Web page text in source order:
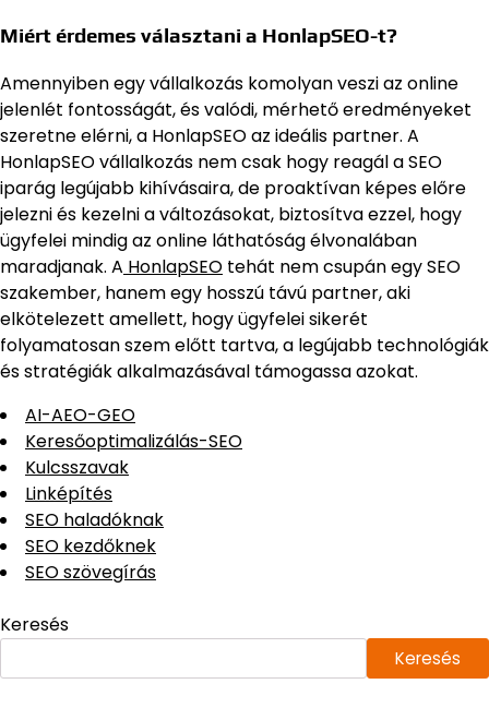
Miért érdemes választani a HonlapSEO-t?
Amennyiben egy vállalkozás komolyan veszi az online
jelenlét fontosságát, és valódi, mérhető eredményeket
szeretne elérni, a HonlapSEO az ideális partner. A
HonlapSEO vállalkozás nem csak hogy reagál a SEO
iparág legújabb kihívásaira, de proaktívan képes előre
jelezni és kezelni a változásokat, biztosítva ezzel, hogy
ügyfelei mindig az online láthatóság élvonalában
maradjanak. A HonlapSEO tehát nem csupán egy SEO
szakember, hanem egy hosszú távú partner, aki
elkötelezett amellett, hogy ügyfelei sikerét
folyamatosan szem előtt tartva, a legújabb technológiák
és stratégiák alkalmazásával támogassa azokat.
AI-AEO-GEO
Keresőoptimalizálás-SEO
Kulcsszavak
Linképítés
SEO haladóknak
SEO kezdőknek
SEO szövegírás
Keresés
Keresés